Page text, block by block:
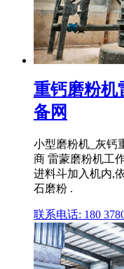
重钙磨粉机
备网
小型磨粉机_灰钙
商 雷蒙磨粉机工
进料斗加入机内,
石磨粉 .
联系电话: 180